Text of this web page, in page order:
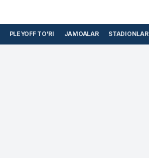
PLEYOFF TO'RI JAMOALAR STADIONLAR